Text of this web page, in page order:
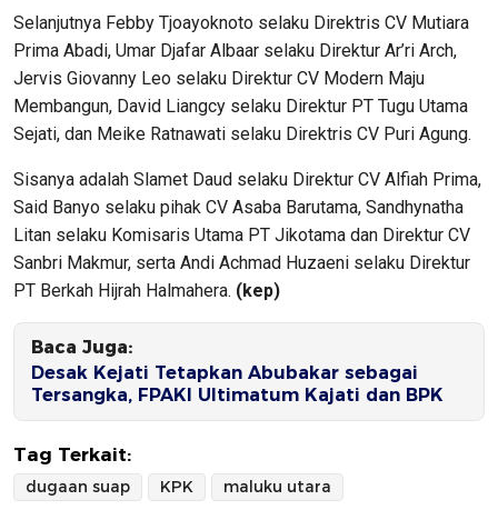
Selanjutnya Febby Tjoayoknoto selaku Direktris CV Mutiara
Prima Abadi, Umar Djafar Albaar selaku Direktur Ar’ri Arch,
Jervis Giovanny Leo selaku Direktur CV Modern Maju
Membangun, David Liangcy selaku Direktur PT Tugu Utama
Sejati, dan Meike Ratnawati selaku Direktris CV Puri Agung.
Sisanya adalah Slamet Daud selaku Direktur CV Alfiah Prima,
Said Banyo selaku pihak CV Asaba Barutama, Sandhynatha
Litan selaku Komisaris Utama PT Jikotama dan Direktur CV
Sanbri Makmur, serta Andi Achmad Huzaeni selaku Direktur
PT Berkah Hijrah Halmahera. (kep)
Baca Juga:
Desak Kejati Tetapkan Abubakar sebagai
Tersangka, FPAKI Ultimatum Kajati dan BPK
Tag Terkait:
dugaan suap KPK maluku utara